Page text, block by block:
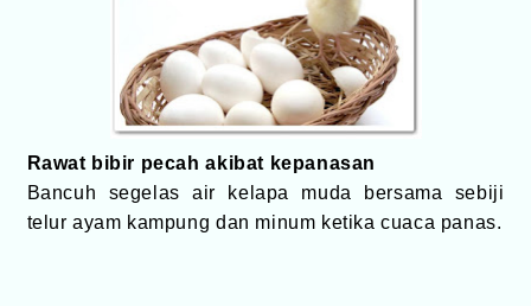
Rawat bibir pecah akibat kepanasan
Bancuh segelas air kelapa muda bersama sebiji
telur ayam kampung dan minum ketika cuaca panas.